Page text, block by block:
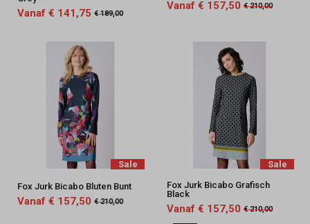
Vanaf € 141,75 € 189,00
Vanaf € 157,50 € 210,00
Sale
Fox Jurk Bicabo Bluten Bunt
Vanaf € 157,50 € 210,00
Sale
Fox Jurk Bicabo Grafisch
Black
Vanaf € 157,50 € 210,00